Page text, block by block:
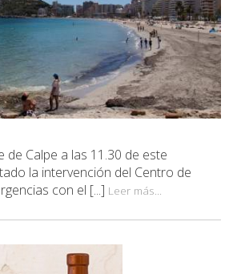
de Calpe a las 11.30 de este
la intervención del Centro de
con el [...] Leer más...